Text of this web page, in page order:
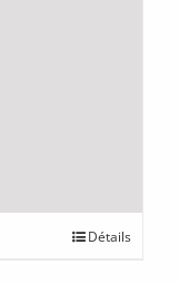
Détails